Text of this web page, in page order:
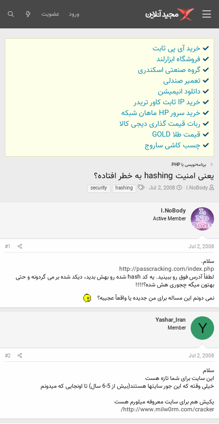
ورود عضویت
خرید آی پی ثابت
فروشگاه ابزارلند
گروه صنعتی اسکندری
تعمیر صندلی
داتلود انیمیشن
خرید IP ثابت کاور تریدر
خرید سرور HP ماهان شبکه
ربات قیمت گذاری دیجی کالا
قیمت طلا GOLD
چسب کاشی ساروج
برنامه‌نویسی با PHP
یعنی امنیت hashing به خطر افتاده؟
ش
ع
ک
ن
ن
د
ه
و
ض
و
ع
I.NoBody
ت
ی
خ
و
Jul 2, 2008
ب hashing
security
I.NoBody
Active Member
Jul 2, 2008
#1
سلام.
http://passcracking.com/index.php
لطفاً آدرس فوق رو ببینید. یه کد hash شده رو بهش بدید، دیکد شده بر می گردونه و حتی
بهتون میگه چجوری هش شده؟!!!!
نمی دونم این مساله برای من جدیده یا واقعاً عجیبه؟
Y
Yashar_Iran
Member
Jul 2, 2008
#2
سلام
این سایت برای شما تازه هست
خیلی وقته که این جور سایتها هستند(بیش از 5-6 سال) تا اونجایی که میدونم
یکیش هم برای سایت معروفه میلورم هست
http://www.milw0rm.com/cracker/